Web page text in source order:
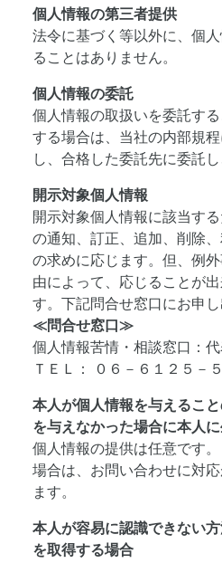
個人情報の第三者提供
法令に基づく等以外に、個
ることはありません。
個人情報の委託
個人情報の取扱いを委託す
する場合は、当社の内部規
し、合格した委託先に委託
開示対象個人情報
開示対象個人情報に該当す
の通知、訂正、追加、削除
の求めに応じます。但、例
由によって、応じることが
す。下記問合せ窓口にお申し
≪問合せ窓口≫
個人情報苦情・相談窓口
ＴＥＬ： ０６－６１２５－
本人が個人情報を与えるこ
を与えなかった場合に本人
個人情報の提供は任意です
場合は、お問い合わせに対
ます。
本人が容易に認識できない
を取得する場合